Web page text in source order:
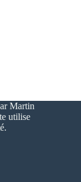
Martin
utilise